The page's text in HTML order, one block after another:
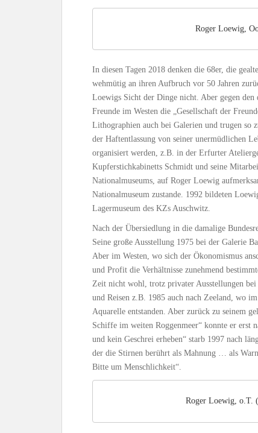
Roger Loewig,
In diesen Tagen 2018 denken die 68er, die
wehmütig an ihren Aufbruch vor 50 Jahren
Loewigs Sicht der Dinge nicht. Aber gegen den
Freunde im Westen die „Gesellschaft der
Lithographien auch bei Galerien und trugen so
der Haftentlassung von seiner unermüdlichen
organisiert werden, z.B. in der Erfurter
Kupferstichkabinetts Schmidt und seine
Nationalmuseums, auf Roger Loewig
Nationalmuseum zustande. 1992 bildeten
Lagermuseum des KZs Auschwitz.
Nach der Übersiedlung in die damalige
Seine große Ausstellung 1975 bei der Galerie
Aber im Westen, wo sich der Ökonomismus
und Profit die Verhältnisse zunehmend
Zeit nicht wohl, trotz privater Ausstellungen
und Reisen z.B. 1985 auch nach Zeeland, wo
Aquarelle entstanden. Aber zurück zu seinem
Schiffe im weiten Roggenmeer“ konnte er erst
und kein Geschrei erheben“ starb 1997 nach
der die Stirnen berührt als Mahnung … als
Bitte um Menschlichkeit“.
Roger Loewig, o.T.